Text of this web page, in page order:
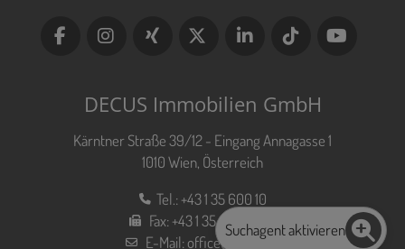
DECUS Immobilien GmbH
Kärntner Straße 39/12 - Eingang Annagasse 1
1010 Wien, Österreich
Tel.:+43 1 35 600 10
Fax:+43 1 35 600 10 80
E-Mail:office@decus.at
Suchagent aktivieren